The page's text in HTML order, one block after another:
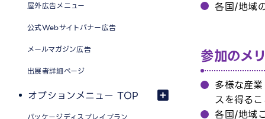
屋外広告メニュー
公式Webサイトバナー広告
メールマガジン広告
出展者詳細ページ
オプションメニュー TOP
各国/地域
参加のメ
多様な産
スを得る
各国/地域